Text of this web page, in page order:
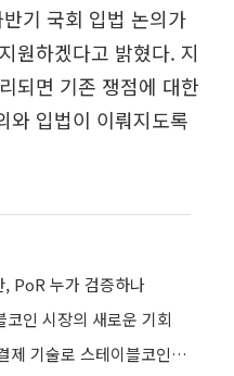
기 국회 입법 논의가
원하겠다고 밝혔다. 지
되면 기존 쟁점에 대한
와 입법이 이뤄지도록
, PoR 누가 검증하나
인 시장의 새로운 기회
트래블월렛, 디지털 인증 기반 결제 기술로 스테이블코인 활용 준비